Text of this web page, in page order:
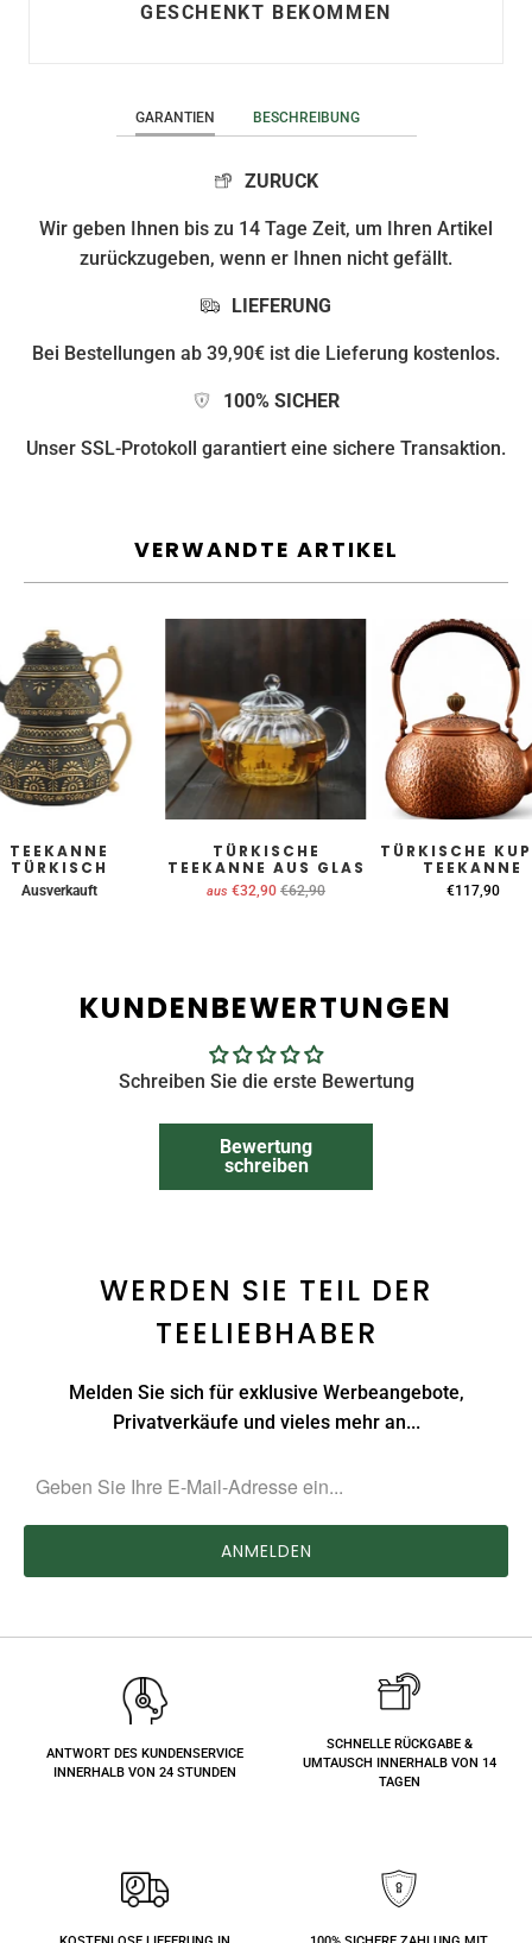
GESCHENKT BEKOMMEN
GARANTIEN BESCHREIBUNG
ZURUCK
Wir geben Ihnen bis zu 14 Tage Zeit, um Ihren Artikel
zurückzugeben, wenn er Ihnen nicht gefällt.
LIEFERUNG
Bei Bestellungen ab 39,90€ ist die Lieferung kostenlos.
100% SICHER
Unser SSL-Protokoll garantiert eine sichere Transaktion.
VERWANDTE ARTIKEL
TEEKANNE
TÜRKISCH
Ausverkauft
TÜRKISCHE
TEEKANNE AUS GLAS
aus €32,90 €62,90
TÜRKISCHE
TEEKANNE
€117,90
KUNDENBEWERTUNGEN
Schreiben Sie die erste Bewertung
Bewertung
schreiben
WERDEN SIE TEIL DER
TEELIEBHABER
Melden Sie sich für exklusive Werbeangebote,
Privatverkäufe und vieles mehr an...
ANTWORT DES KUNDENSERVICE
INNERHALB VON 24 STUNDEN
SCHNELLE RÜCKGABE &
UMTAUSCH INNERHALB VON 14
TAGEN